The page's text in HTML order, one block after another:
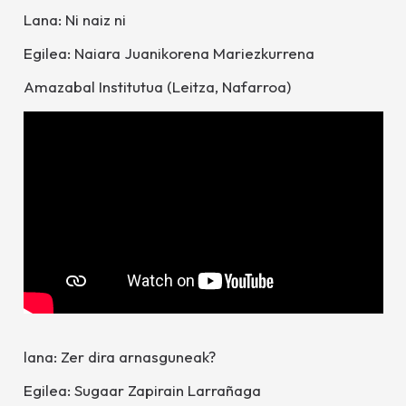
Lana: Ni naiz ni
Egilea: Naiara Juanikorena Mariezkurrena
Amazabal Institutua (Leitza, Nafarroa)
lana: Zer dira arnasguneak?
Egilea: Sugaar Zapirain Larrañaga